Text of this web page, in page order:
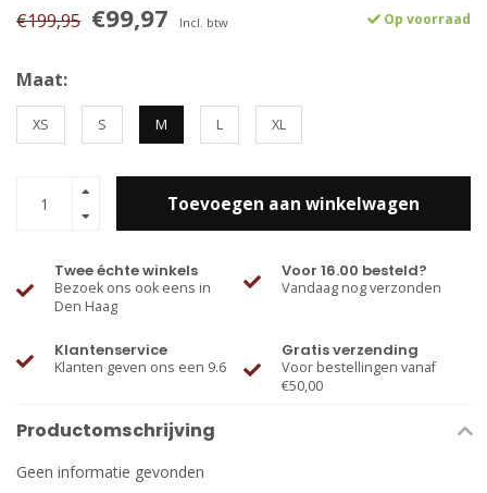
€199,95 €99,97 Incl. btw Op voorraad
Maat:
XS S M L XL
Toevoegen aan winkelwagen
Twee échte winkels
Bezoek ons ook eens in
Den Haag
Voor 16.00 besteld?
Vandaag nog verzonden
Klantenservice
Klanten geven ons een 9.6
Gratis verzending
Voor bestellingen vanaf
€50,00
Productomschrijving
Geen informatie gevonden